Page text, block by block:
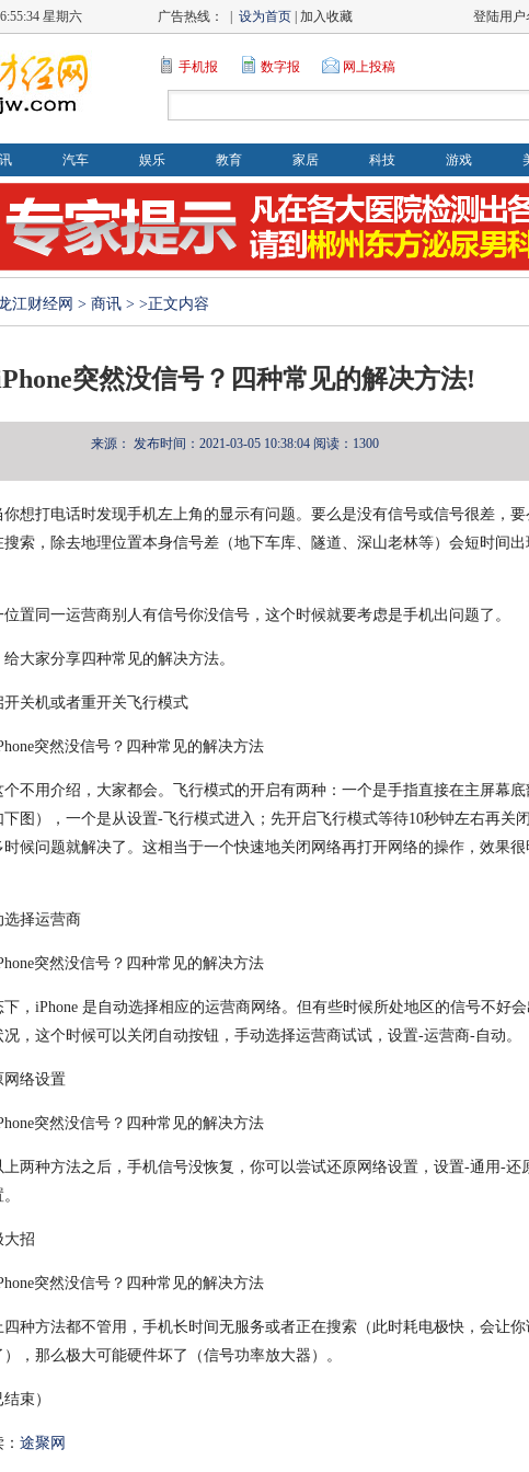
星期六 广告热线： | 设为首页 | 加入收藏 登陆用户
手机报 数字报 网上投稿
汽车 娱乐 教育 家居 科技 游戏
江财经网 > 商讯 > >正文内容
突然没信号？四种常见的解决方法!
来源： 发布时间：2021-03-05 10:38:04 阅读：1300
你想打电话时发现手机左上角的显示有问题。要么是没有信号或信号很差，要
索，除去地理位置本身信号差（地下车库、隧道、深山老林等）会短时间出
置同一运营商别人有信号你没信号，这个时候就要考虑是手机出问题了。
大家分享四种常见的解决方法。
开关机或者重开关飞行模式
个不用介绍，大家都会。飞行模式的开启有两种：一个是手指直接在主屏幕底
图），一个是从设置-飞行模式进入；先开启飞行模式等待10秒钟左右再关
候问题就解决了。这相当于一个快速地关闭网络再打开网络的操作，效果很
选择运营商
，iPhone 是自动选择相应的运营商网络。但有些时候所处地区的信号不好会
，这个时候可以关闭自动按钮，手动选择运营商试试，设置-运营商-自动。
网络设置
上两种方法之后，手机信号没恢复，你可以尝试还原网络设置，设置-通用-还
大招
四种方法都不管用，手机长时间无服务或者正在搜索（此时耗电极快，会让你
，那么极大可能硬件坏了（信号功率放大器）。
结束）
途聚网